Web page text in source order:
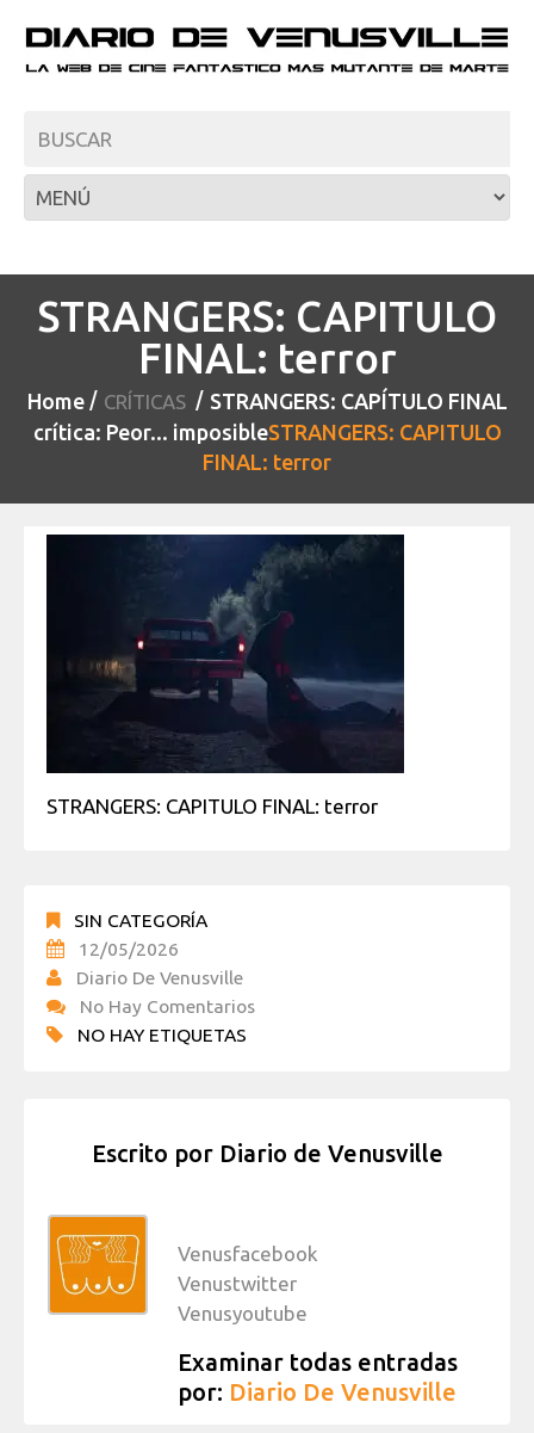
STRANGERS: CAPITULO
FINAL: terror
Home CRÍTICAS
STRANGERS: CAPÍTULO FINAL
crítica: Peor... imposibleSTRANGERS: CAPITULO
FINAL: terror
STRANGERS: CAPITULO FINAL: terror
SIN CATEGORÍA
12/05/2026
Diario De Venusville
No Hay Comentarios
NO HAY ETIQUETAS
Escrito por Diario de Venusville
Venusfacebook
Venustwitter
Venusyoutube
Examinar todas entradas
por: Diario De Venusville